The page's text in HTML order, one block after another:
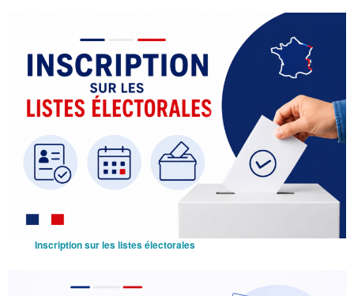
Inscription sur les listes électorales